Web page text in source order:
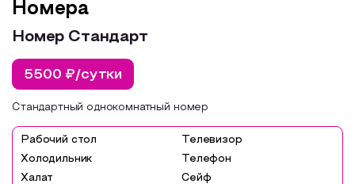
Номера
Номер Стандарт
5500 ₽/сутки
Стандартный однокомнатный номер
Рабочий стол
Телевизор
Холодильник
Телефон
Халат
Сейф